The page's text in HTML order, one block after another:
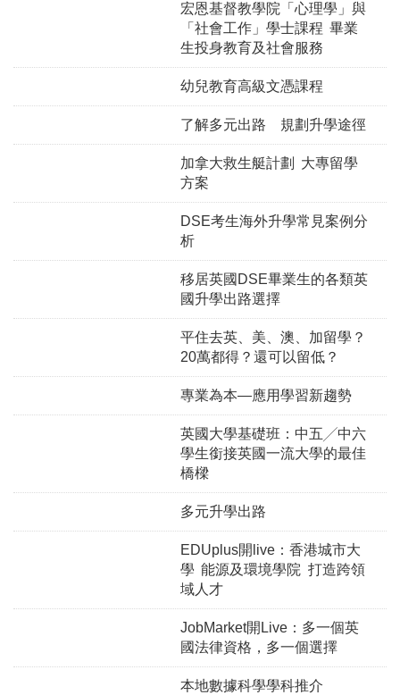
宏恩基督教學院「心理學」與
「社會工作」學士課程 畢業
生投身教育及社會服務
幼兒教育高級文憑課程
了解多元出路 規劃升學途徑
加拿大救生艇計劃 大專留學
方案
DSE考生海外升學常見案例分
析
移居英國DSE畢業生的各類英
國升學出路選擇
平住去英、美、澳、加留學？
20萬都得？還可以留低？
專業為本—應用學習新趨勢
英國大學基礎班：中五╱中六
學生銜接英國一流大學的最佳
橋樑
多元升學出路
EDUplus開live：香港城市大
學 能源及環境學院 打造跨領
域人才
JobMarket開Live：多一個英
國法律資格，多一個選擇
本地數據科學學科推介